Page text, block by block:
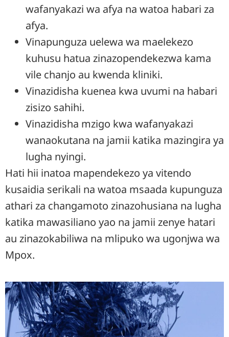
wafanyakazi wa afya na watoa habari za
afya.
Vinapunguza uelewa wa maelekezo
kuhusu hatua zinazopendekezwa kama
vile chanjo au kwenda kliniki.
Vinazidisha kuenea kwa uvumi na habari
zisizo sahihi.
Vinazidisha mzigo kwa wafanyakazi
wanaokutana na jamii katika mazingira ya
lugha nyingi.
Hati hii inatoa mapendekezo ya vitendo
kusaidia serikali na watoa msaada kupunguza
athari za changamoto zinazohusiana na lugha
katika mawasiliano yao na jamii zenye hatari
au zinazokabiliwa na mlipuko wa ugonjwa wa
Mpox.